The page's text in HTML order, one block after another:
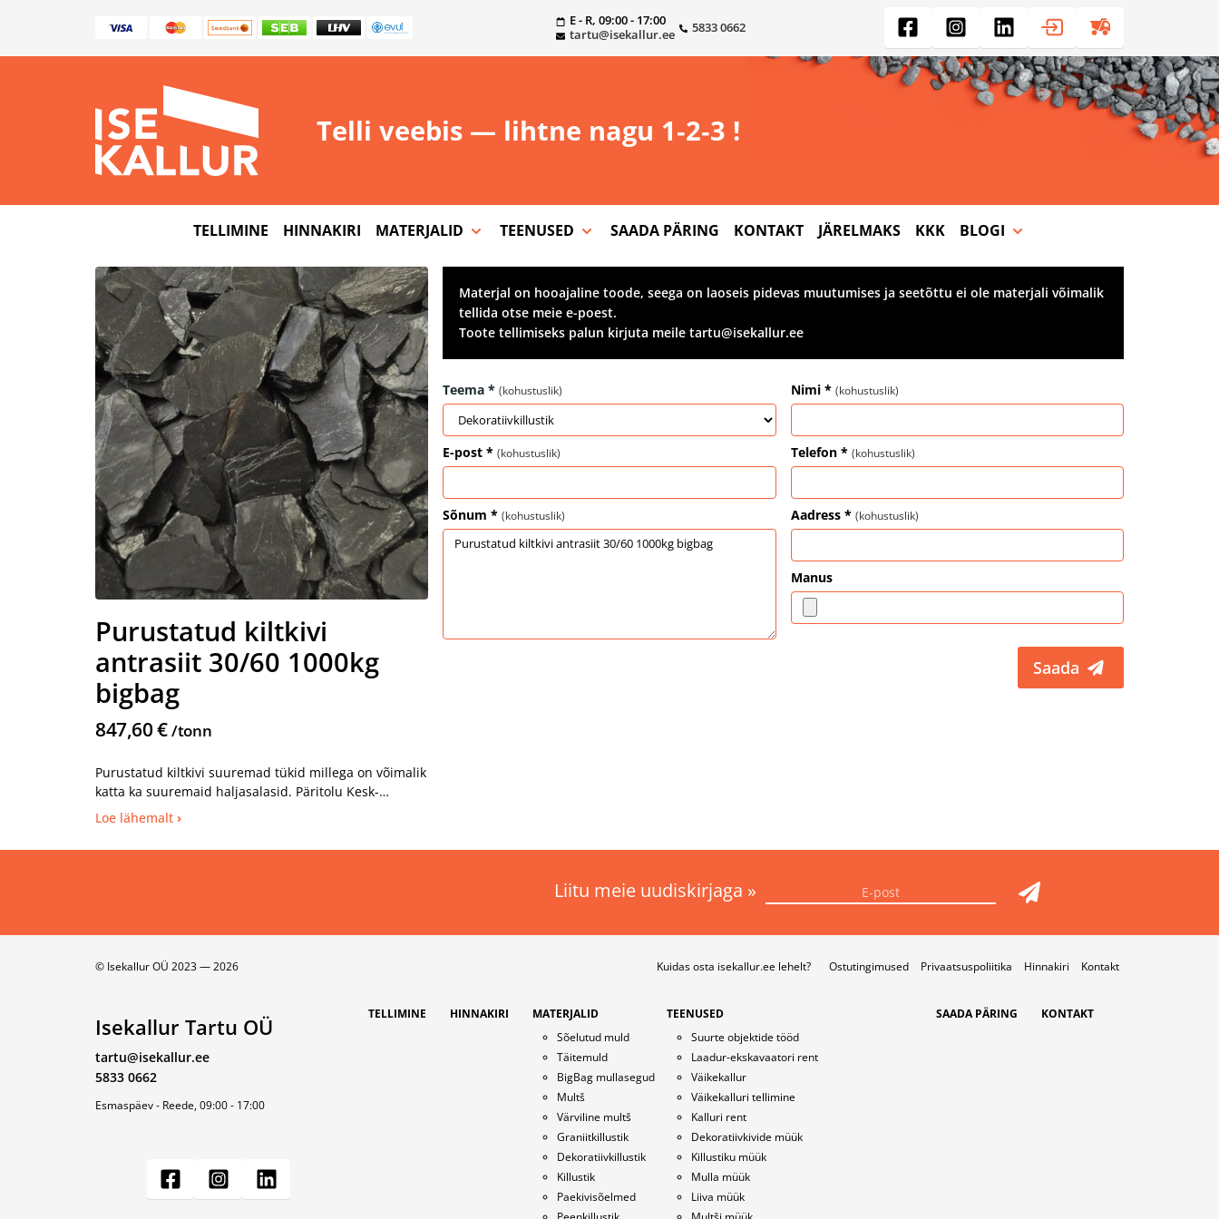
E - R, 09:00 - 17:00
tartu@isekallur.ee
5833 0662
Telli veebis — lihtne nagu 1‑2‑3 !
TELLIMINE HINNAKIRI MATERJALID TEENUSED SAADA PÄRING KONTAKT JÄRELMAKS KKK BLOGI
Purustatud kiltkivi
antrasiit 30/60 1000kg
bigbag
847,60 €/tonn
Purustatud kiltkivi suuremad tükid millega on võimalik
katta ka suuremaid haljasalasid. Päritolu Kesk-
Euroopa.
Loe lähemalt
Materjal on hooajaline toode, seega on laoseis pidevas muutumises ja seetõttu ei ole materjali võimalik
tellida otse meie e-poest.
Toote tellimiseks palun kirjuta meile tartu@isekallur.ee
Teema * (kohustuslik)
E-post * (kohustuslik)
Sõnum * (kohustuslik)
Nimi * (kohustuslik)
Telefon * (kohustuslik)
Aadress * (kohustuslik)
Manus
Saada
Liitu meie uudiskirjaga »
© Isekallur OÜ 2023 — 2026 Kuidas osta isekallur.ee lehelt? Ostutingimused Privaatsuspoliitika Hinnakiri Kontakt
Isekallur Tartu OÜ
tartu@isekallur.ee
5833 0662
Esmaspäev - Reede, 09:00 - 17:00
TELLIMINE HINNAKIRI
MATERJALID
Sõelutud muld
Täitemuld
BigBag mullasegud
Multš
Värviline multš
Graniitkillustik
Dekoratiivkillustik
Killustik
Paekivisõelmed
TEENUSED
Suurte objektide tööd
Laadur-ekskavaatori rent
Väikekallur
Väikekalluri tellimine
Kalluri rent
Dekoratiivkivide müük
Killustiku müük
Mulla müük
Liiva müük
SAADA PÄRING KONTAKT